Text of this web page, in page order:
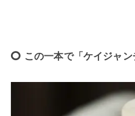
この一本で「ケイジャ